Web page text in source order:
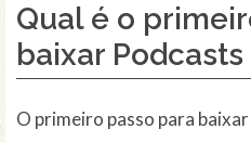
Qual é o
baixar
O primeiro passo para